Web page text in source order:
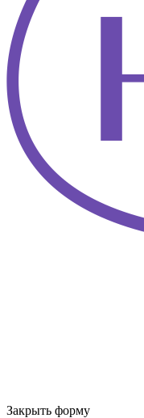
Закрыть форму